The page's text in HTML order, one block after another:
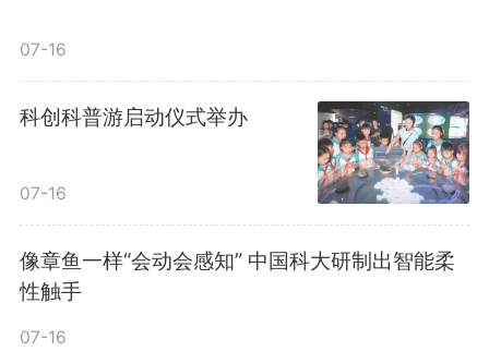
集志愿投档录取。8月2日至4日，
艺术类第三批（高职〈专科〉）平
行志愿投档录取；8月6日，艺术类
第三批（高职〈专科〉）征集志愿
投档录取。
普通类中，7月12日至14日，
07-16
科创科普游启动仪式举办
07-16
像章鱼一样“会动会感知” 中国科大研制出智能柔
性触手
07-16